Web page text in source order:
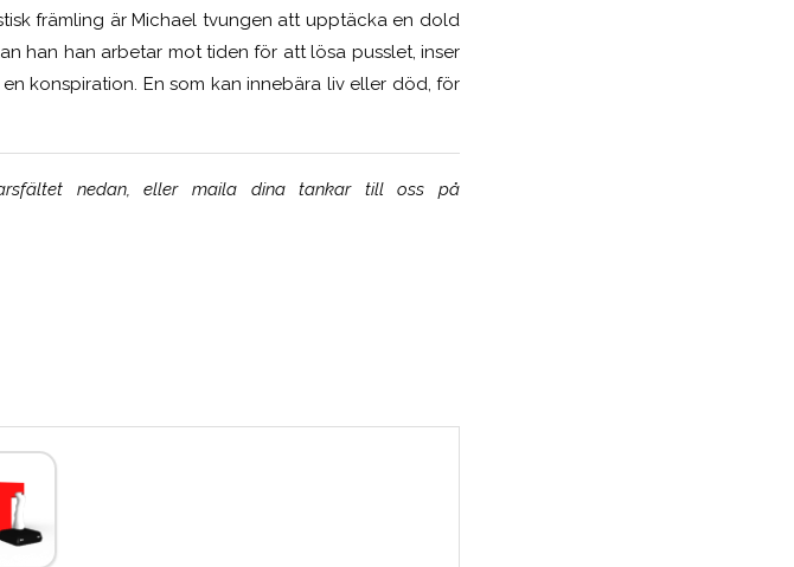
främling är Michael tvungen att upptäcka en dold
han han arbetar mot tiden för att lösa pusslet, inser
konspiration. En som kan innebära liv eller död, för
nedan, eller maila dina tankar till oss på